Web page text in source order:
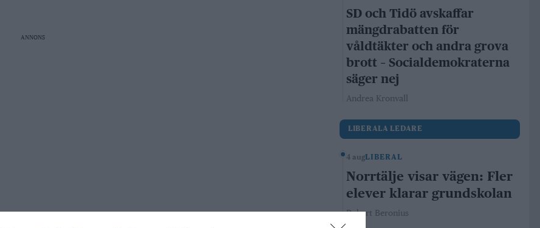
ANNONS
SD och Tidö avskaffar
mängdrabatten för
våldtäkter och andra grova
brott – Socialdemokraterna
säger nej
Andrea Kronvall
LIBERALA LEDARE
4 augLIBERAL
Norrtälje visar vägen: Fler
elever klarar grundskolan
Robert Beronius